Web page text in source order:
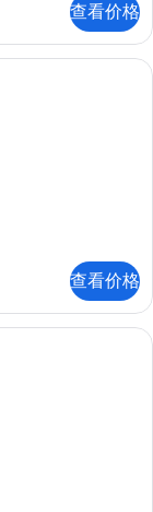
查看价格
查看价格